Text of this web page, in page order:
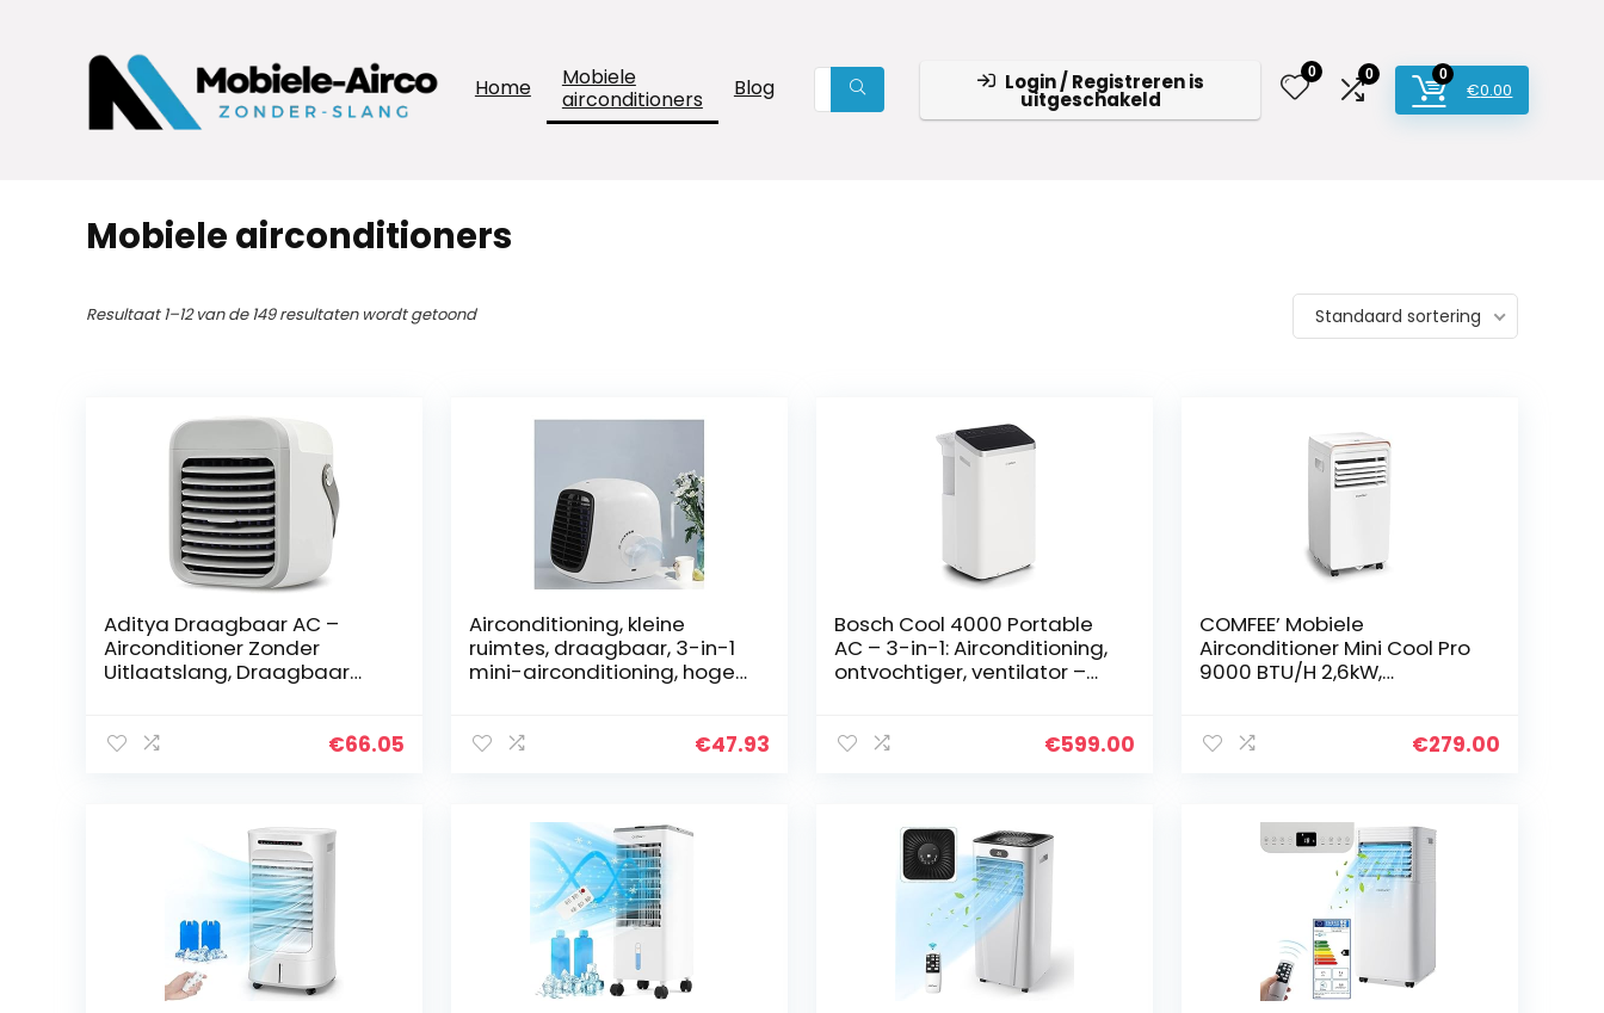
Home
Mobiele
airconditioners
Blog Login / Registreren is
uitgeschakeld
0 0 0
€0.00
Mobiele airconditioners
Resultaat 1–12 van de 149 resultaten wordt getoond Standaard sortering
Aditya Draagbaar AC –
Airconditioner Zonder
Uitlaatslang, Draagbaar
Airconditioning & Mobiele
€66.05
Airconditioning, kleine
ruimtes, draagbaar, 3-in-1
mini-airconditioning, hoge
kantoor, geschikt voor thuis
€47.93
Bosch Cool 4000 Portable
AC – 3-in-1: Airconditioning,
ontvochtiger, ventilator –
modus, stille modus &
€599.00
COMFEE’ Mobiele
Airconditioner Mini Cool Pro
9000 BTU/H 2,6kW,
filter, Volg mij functie, Timer,
€279.00